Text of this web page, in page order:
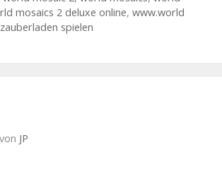
mosaics 2 deluxe online, www.world
zauberladen spielen
von JP